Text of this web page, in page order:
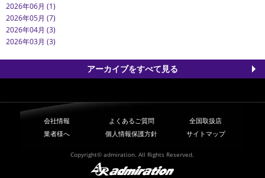
2026年06月 (1)
2026年05月 (7)
2026年04月 (3)
2026年03月 (3)
アーカイブをすべて見る
会社情報 よくあるご質問
全国取扱店
業者様へ
個人情報保護方針 サイトマップ
Copyright© admiration. All Rights Reserved.